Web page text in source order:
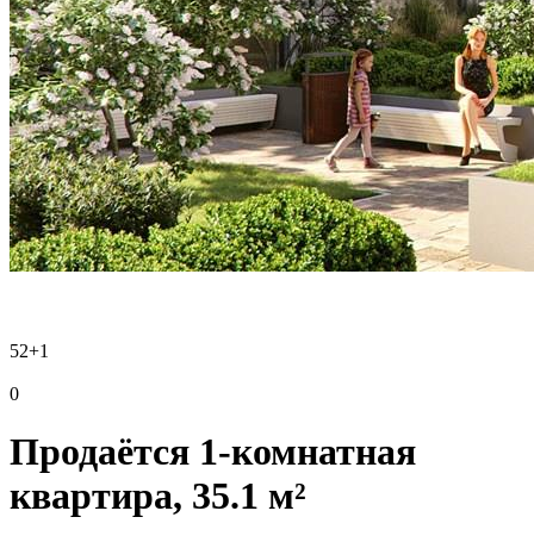
52+1
0
Продаётся 1-комнатная
квартира, 35.1 м²